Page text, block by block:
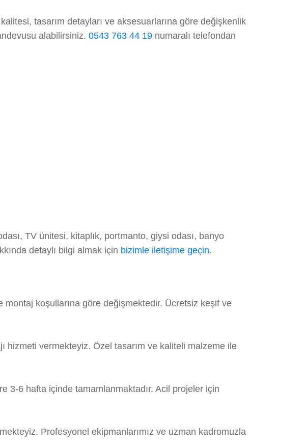
tasarım detayları ve aksesuarlarına göre değişkenlik
alabilirsiniz. 0543 763 44 19 numaralı telefondan
TV ünitesi, kitaplık, portmanto, giysi odası, banyo
detaylı bilgi almak için bizimle iletişime geçin.
montaj koşullarına göre değişmektedir. Ücretsiz keşif ve
hizmeti vermekteyiz. Özel tasarım ve kaliteli malzeme ile
3-6 hafta içinde tamamlanmaktadır. Acil projeler için
Profesyonel ekipmanlarımız ve uzman kadromuzla